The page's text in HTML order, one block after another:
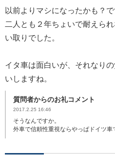
以前よりマシになったかも？
二人とも２年ちょいで耐えら
い取りでした。
イタ車は面白いが、それなり
いしますね。
質問者からのお礼コメント
2017.2.25 16:46
そうなんですか。
外車で信頼性重視ならやっぱドイツ車